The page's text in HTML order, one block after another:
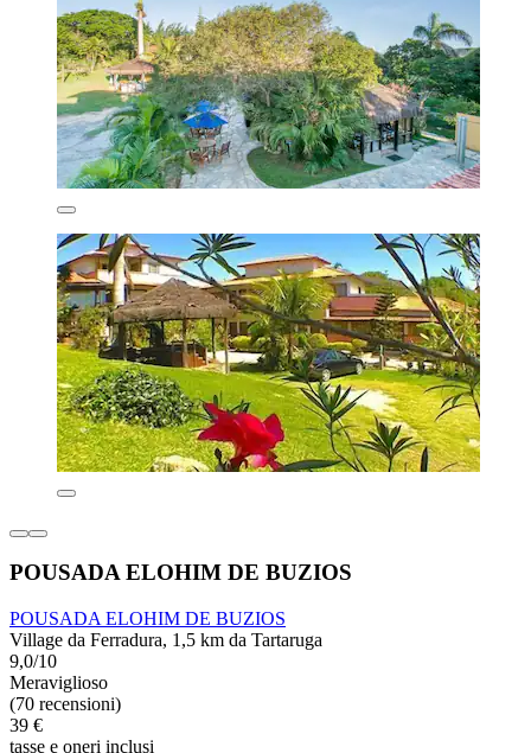
POUSADA ELOHIM DE BUZIOS
POUSADA ELOHIM DE BUZIOS
Village da Ferradura, 1,5 km da Tartaruga
9,0/10
Meraviglioso
(70 recensioni)
39 €
tasse e oneri inclusi